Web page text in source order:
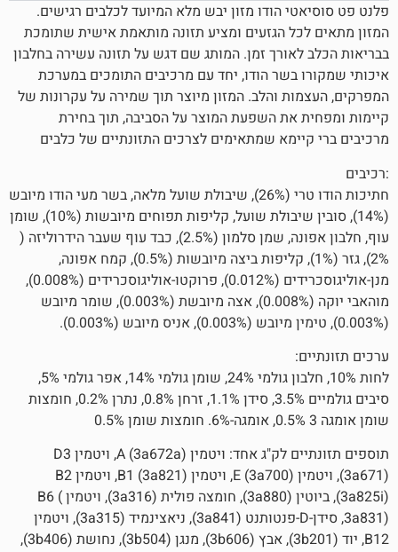
הודו מזון יבש מלא המיועד לכלבים רגישים.
הגזעים ומציע תזונה מותאמת אישית שתומכת
זמן. המותג שם דגש על תזונה עשירה בחלבון
הודו, יחד עם מרכיבים התומכים במערכת
והלב. המזון מיוצר תוך שמירה על עקרונות של
את השפעת המוצר על הסביבה, תוך בחירת
שמתאימים לצרכים התזונתיים של כלבים
חתיכות הודו טרי (26%), שיבולת שועל מלאה, בשר מעי הודו מיובש
(14%), סובין שיבולת שועל, קליפות תפוחים מיובשות (10%), שומן
עוף, חלבון אפונה, שמן סלמון (2.5%), כבד עוף שעבר הידרוליזה (
2%), גזר (1%), קליפות ביצה מיובשות (0.5%), קמח אפונה,
מנן-אוליגוסכרידים (0.012%), פרוקטו-אוליגוסכרידים (0.008%),
מוהאבי יוקה (0.008%), אצה מיובשת (0.003%), שומר מיובש
לחות 10%, חלבון גולמי 24%, שומן גולמי 14%, אפר גולמי 5%,
סיבים גולמיים 3.5%, סידן 1.1%, זרחן 0.8%, נתרן 0.2%, חומצות
תוספים תזונתיים לק"ג אחד: ויטמין A (3a672a), ויטמין D3
(3a671), ויטמין E (3a700), ויטמין B1 (3a821), ויטמין B2
(3a825i), ביוטין (3a880), חומצה פולית (3a316), ויטמין B6 (
3a831), סידן-D-פנטותנט (3a841), ניאצינמיד (3a315), ויטמין
B12, יוד (3b201), אבץ (3b606), מנגן (3b504), נחושת (3b406),